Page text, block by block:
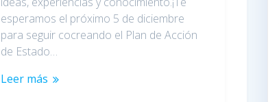
esperamos el próximo 5 de diciembre
para seguir cocreando el Plan de Acción
de Estado…
Leer más